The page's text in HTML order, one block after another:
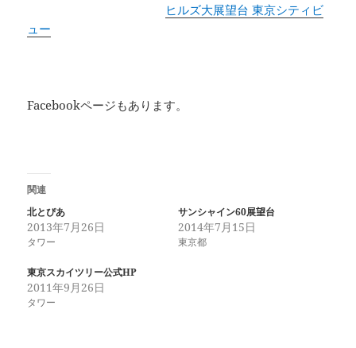
ヒルズ大展望台 東京シティビ
ュー
Facebookページもあります。
関連
北とぴあ
2013年7月26日
タワー
サンシャイン60展望台
2014年7月15日
東京都
東京スカイツリー公式HP
2011年9月26日
タワー